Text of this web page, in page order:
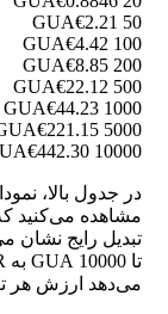
50 GUA
€2.21
100 GUA
€4.42
200 GUA
€8.85
500 GUA
€22.12
1000 GUA
€44.23
5000 GUA
€221.15
10000 GUA
€442.30
مشاهده می‌کنید
می‌دهد ارزش هر